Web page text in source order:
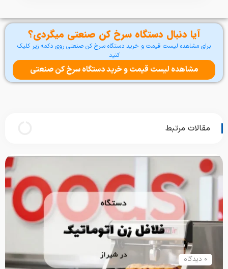
آیا دنبال دستگاه سرخ کن صنعتی میگردی؟
برای مشاهده لیست قیمت و خرید دستگاه سرخ کن صنعتی روی دکمه زیر کلیک
کنید
مشاهده لیست قیمت و خرید دستگاه سرخ کن صنعتی
مقالات مرتبط
۰ دیدگاه